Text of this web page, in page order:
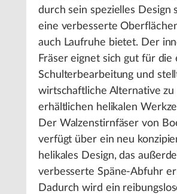
durch sein spezielles Design
eine verbesserte
auch Laufruhe bietet. Der
Fräser eignet sich gut für die
Schulterbearbeitung und
wirtschaftliche Alternative zu
erhältlichen helikalen
Der Walzenstirnfäser von
verfügt über ein neu
helikales Design, das
verbesserte Späne-Abfuhr
Dadurch wird ein